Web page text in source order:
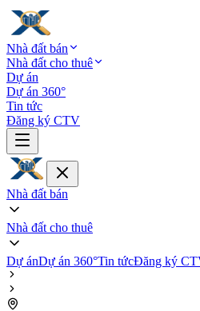
Nhà đất bán
Nhà đất cho thuê
Dự án
Dự án 360°
Tin tức
Đăng ký CTV
Nhà đất bán
Nhà đất cho thuê
Dự ánDự án 360°Tin tứcĐăng ký